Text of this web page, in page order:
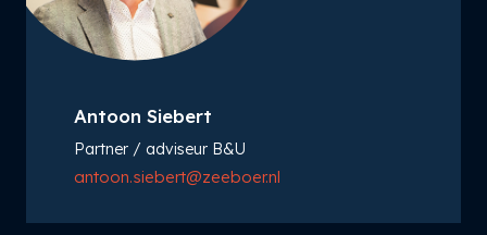
Antoon Siebert
Partner / adviseur B&U
antoon.siebert@zeeboer.nl